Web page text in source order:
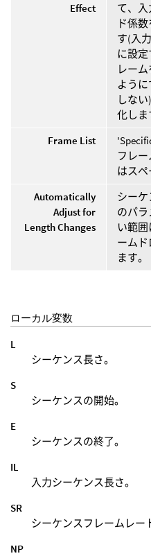
Effect
て、
ド係
す(入
に設
レー
よう
しな
化しま
Frame List
フレ
はスペ
Automatically
Adjust for
Length Changes
シー
のパ
い範
ーム
ます。
ローカル変数
L
シーケンス長さ。
S
シーケンスの開始。
E
シーケンスの終了。
IL
入力シーケンス長さ。
SR
シーケンスフレームレー
NP